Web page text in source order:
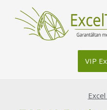
content
VIP